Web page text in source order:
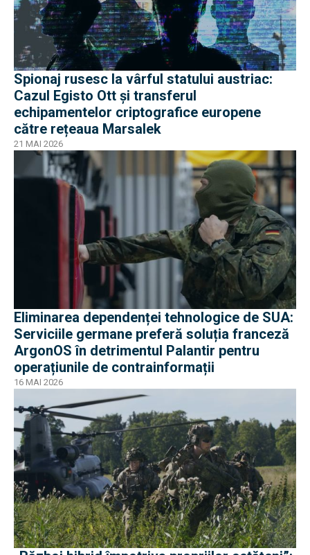
Spionaj rusesc la vârful statului austriac:
Cazul Egisto Ott și transferul
echipamentelor criptografice europene
către rețeaua Marsalek
21 MAI 2026
Eliminarea dependenței tehnologice de SUA:
Serviciile germane preferă soluția franceză
ArgonOS în detrimentul Palantir pentru
operațiunile de contrainformații
16 MAI 2026